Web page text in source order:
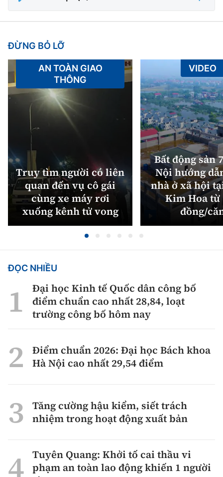
ĐỪNG BỎ LỠ
Truy tìm người có liên
quan đến vụ cô gái
cùng xe máy rơi
xuống kênh tử vong
AN TOÀN GIAO
THÔNG
Bất động sản
Nội hướng
nhà ở xã hội
Kim Hoa từ
đồng/
VIDEO
ĐỌC NHIỀU
Đại học Kinh tế Quốc dân công bố
điểm chuẩn cao nhất 28,84, loạt
trường công bố hôm nay
Điểm chuẩn 2026: Đại học Bách khoa
Hà Nội cao nhất 29,54 điểm
Tăng cường hậu kiểm, siết trách
nhiệm trong hoạt động xuất bản
Tuyên Quang: Khởi tố cai thầu vi
phạm an toàn lao động khiến 1 người